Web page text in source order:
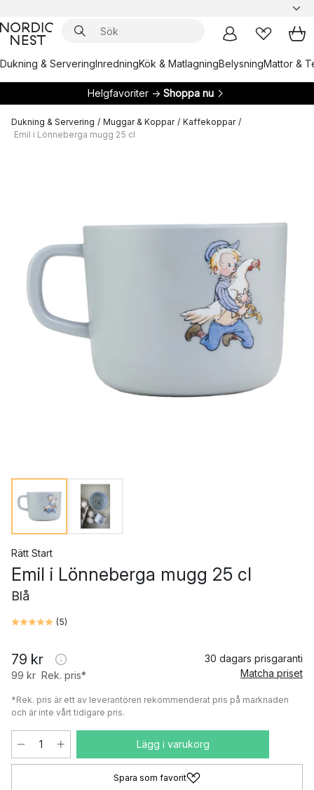
Dukning & ServeringInredningKök & MatlagningBelysningMattor &
Helgfavoriter → Shoppa nu
Dukning & Servering / Muggar & Koppar / Kaffekoppar /
Emil i Lönneberga mugg 25 cl
Rätt Start
Emil i Lönneberga mugg 25 cl
Blå
(5)
79 kr
99 kr Rek. pris*
30 dagars prisgaranti
Matcha priset
*Rek. pris är ett av leverantören rekommenderat pris på marknaden
och är inte vårt tidigare pris.
Lägg i varukorg
Spara som favorit